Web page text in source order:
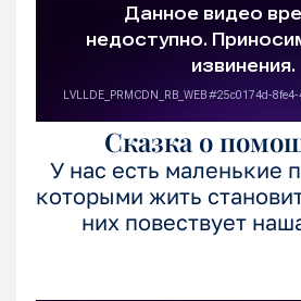
Сказка о
У нас есть маленькие
которыми жить
них повествует